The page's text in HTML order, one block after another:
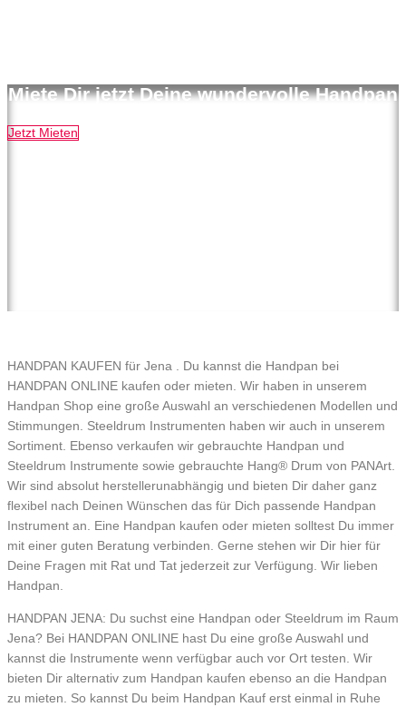
Miete Dir jetzt Deine wundervolle Handpan
Jetzt Mieten
HANDPAN KAUFEN für Jena . Du kannst die Handpan bei
HANDPAN ONLINE kaufen oder mieten. Wir haben in unserem
Handpan Shop eine große Auswahl an verschiedenen Modellen und
Stimmungen. Steeldrum Instrumenten haben wir auch in unserem
Sortiment. Ebenso verkaufen wir gebrauchte Handpan und
Steeldrum Instrumente sowie gebrauchte Hang® Drum von PANArt.
Wir sind absolut herstellerunabhängig und bieten Dir daher ganz
flexibel nach Deinen Wünschen das für Dich passende Handpan
Instrument an. Eine Handpan kaufen oder mieten solltest Du immer
mit einer guten Beratung verbinden. Gerne stehen wir Dir hier für
Deine Fragen mit Rat und Tat jederzeit zur Verfügung. Wir lieben
Handpan.
HANDPAN JENA: Du suchst eine Handpan oder Steeldrum im Raum
Jena? Bei HANDPAN ONLINE hast Du eine große Auswahl und
kannst die Instrumente wenn verfügbar auch vor Ort testen. Wir
bieten Dir alternativ zum Handpan kaufen ebenso an die Handpan
zu mieten. So kannst Du beim Handpan Kauf erst einmal in Ruhe